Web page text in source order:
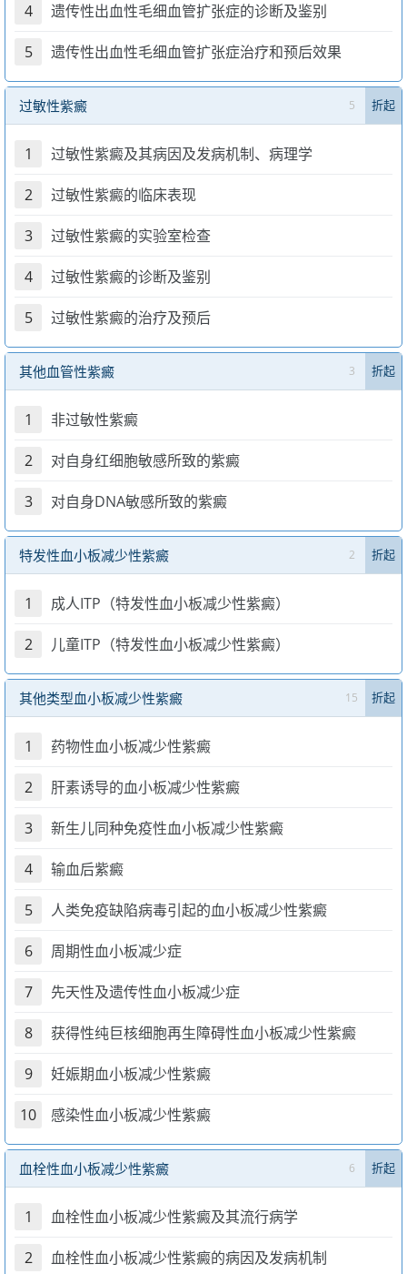
4 遗传性出血性毛细血管扩张症的诊断及鉴别
5 遗传性出血性毛细血管扩张症治疗和预后效果
过敏性紫癜 5 折起
1 过敏性紫癜及其病因及发病机制、病理学
2 过敏性紫癜的临床表现
3 过敏性紫癜的实验室检查
4 过敏性紫癜的诊断及鉴别
5 过敏性紫癜的治疗及预后
其他血管性紫癜 3 折起
1 非过敏性紫癜
2 对自身红细胞敏感所致的紫癜
3 对自身DNA敏感所致的紫癜
特发性血小板减少性紫癜 2 折起
1 成人ITP（特发性血小板减少性紫癜）
2 儿童ITP（特发性血小板减少性紫癜）
其他类型血小板减少性紫癜 15 折起
1 药物性血小板减少性紫癜
2 肝素诱导的血小板减少性紫癜
3 新生儿同种免疫性血小板减少性紫癜
4 输血后紫癜
5 人类免疫缺陷病毒引起的血小板减少性紫癜
6 周期性血小板减少症
7 先天性及遗传性血小板减少症
8 获得性纯巨核细胞再生障碍性血小板减少性紫癜
9 妊娠期血小板减少性紫癜
10 感染性血小板减少性紫癜
血栓性血小板减少性紫癜 6 折起
1 血栓性血小板减少性紫癜及其流行病学
2 血栓性血小板减少性紫癜的病因及发病机制